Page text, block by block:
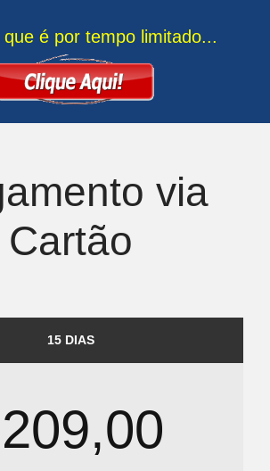
é por tempo limitado...
via
Cartão
15 DIAS
209,00